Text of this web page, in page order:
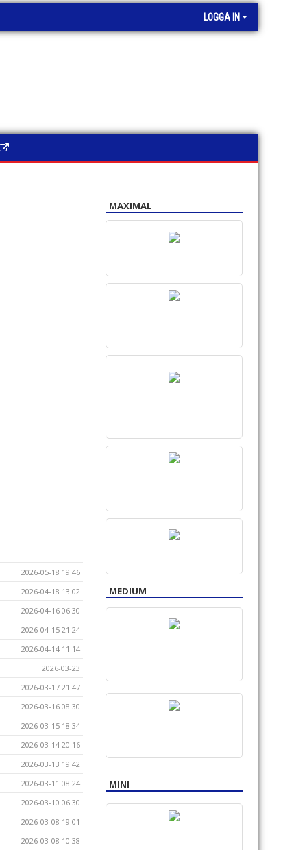
LOGGA IN
2026-05-18 19:46
2026-04-18 13:02
2026-04-16 06:30
2026-04-15 21:24
2026-04-14 11:14
2026-03-23
2026-03-17 21:47
2026-03-16 08:30
2026-03-15 18:34
2026-03-14 20:16
2026-03-13 19:42
2026-03-11 08:24
2026-03-10 06:30
2026-03-08 19:01
2026-03-08 10:38
MAXIMAL
MEDIUM
MINI